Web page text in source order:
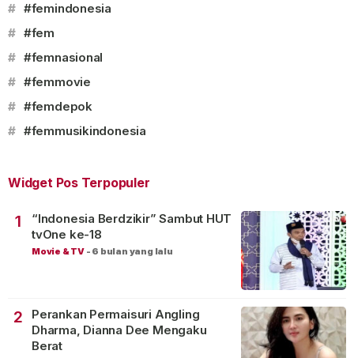
# #femindonesia
# #fem
# #femnasional
# #femmovie
# #femdepok
# #femmusikindonesia
Widget Pos Terpopuler
1
“Indonesia Berdzikir” Sambut HUT
tvOne ke-18
Movie & TV - 6 bulan yang lalu
2
Perankan Permaisuri Angling
Dharma, Dianna Dee Mengaku
Berat